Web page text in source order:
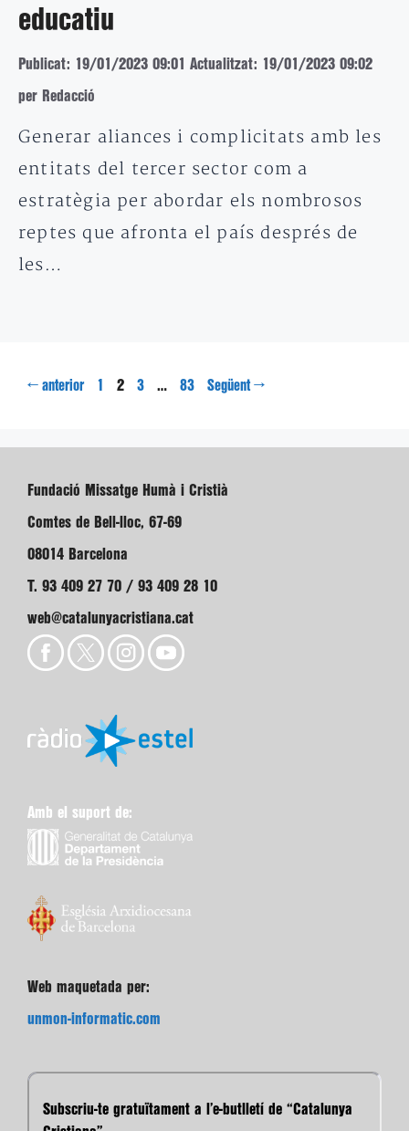
educatiu
Publicat: 19/01/2023 09:01 Actualitzat: 19/01/2023 09:02
per Redacció
Generar aliances i complicitats amb les
entitats del tercer sector com a
estratègia per abordar els nombrosos
reptes que afronta el país després de
les…
← anterior Pàgina
1 Pàgina
2 Pàgina
3 … Pàgina
83 Següent →
Fundació Missatge Humà i Cristià
Comtes de Bell-lloc, 67-69
08014 Barcelona
T. 93 409 27 70 / 93 409 28 10
web@catalunyacristiana.cat
Amb el suport de:
Web maquetada per:
unmon-informatic.com
Subscriu-te gratuïtament a l’e-butlletí de “Catalunya